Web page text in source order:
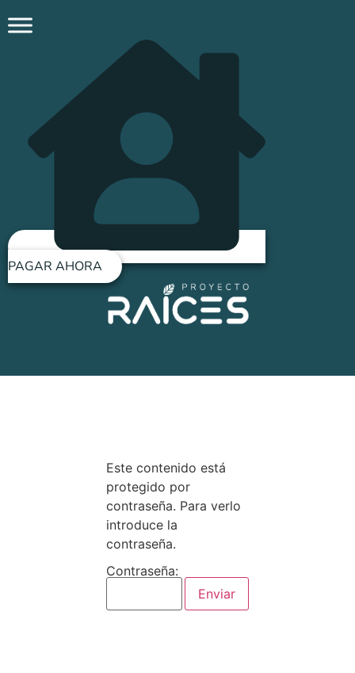
al
PAGAR AHORA
Este contenido está
protegido por
contraseña. Para verlo
introduce la
contraseña.
Contraseña: